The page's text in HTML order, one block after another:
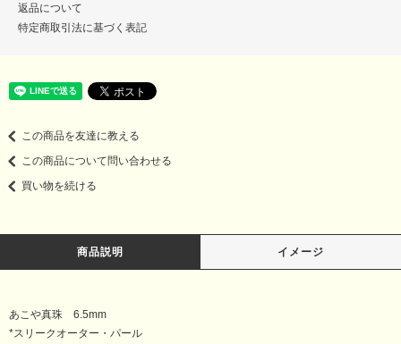
返品について
特定商取引法に基づく表記
この商品を友達に教える
この商品について問い合わせる
買い物を続ける
商品説明 イメージ
あこや真珠 6.5mm
*スリークオーター・パール